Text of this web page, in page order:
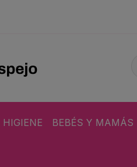
HIGIENE BEBÉS Y MAMÁS